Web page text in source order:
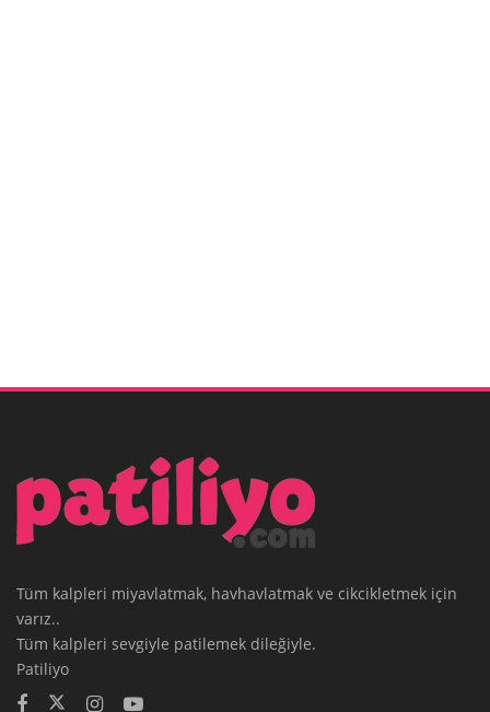
Tüm kalpleri miyavlatmak, havhavlatmak ve cikcikletmek için
varız..
Tüm kalpleri sevgiyle patilemek dileğiyle.
Patiliyo